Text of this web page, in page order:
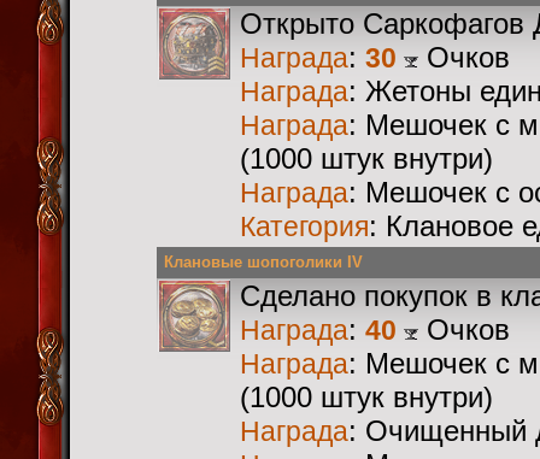
Открыто Саркофагов
Награда: 30 Очков
Награда: Жетоны
Награда: Мешочек с
(1000 штук внутри)
Награда: Мешочек с
Категория: Клановое
Клановые шопоголики IV
Сделано покупок в
Награда: 40 Очков
Награда: Мешочек с
(1000 штук внутри)
Награда: Очищенный